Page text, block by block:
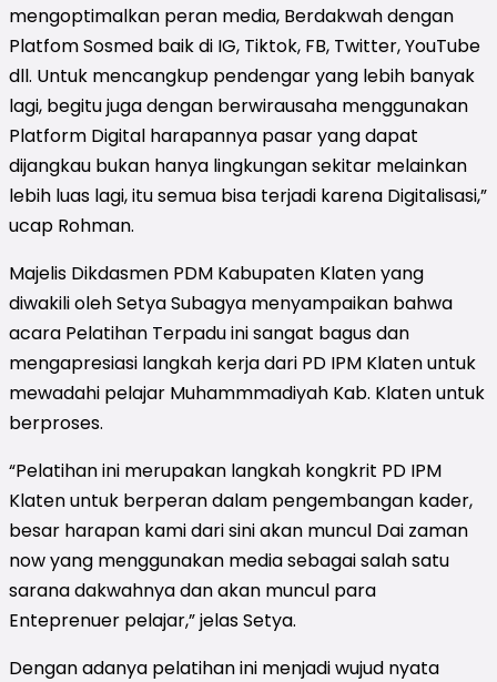
mengoptimalkan peran media, Berdakwah dengan
Platfom Sosmed baik di IG, Tiktok, FB, Twitter, YouTube
dll. Untuk mencangkup pendengar yang lebih banyak
lagi, begitu juga dengan berwirausaha menggunakan
Platform Digital harapannya pasar yang dapat
dijangkau bukan hanya lingkungan sekitar melainkan
lebih luas lagi, itu semua bisa terjadi karena Digitalisasi,”
ucap Rohman.
Majelis Dikdasmen PDM Kabupaten Klaten yang
diwakili oleh Setya Subagya menyampaikan bahwa
acara Pelatihan Terpadu ini sangat bagus dan
mengapresiasi langkah kerja dari PD IPM Klaten untuk
mewadahi pelajar Muhammmadiyah Kab. Klaten untuk
berproses.
“Pelatihan ini merupakan langkah kongkrit PD IPM
Klaten untuk berperan dalam pengembangan kader,
besar harapan kami dari sini akan muncul Dai zaman
now yang menggunakan media sebagai salah satu
sarana dakwahnya dan akan muncul para
Enteprenuer pelajar,” jelas Setya.
Dengan adanya pelatihan ini menjadi wujud nyata